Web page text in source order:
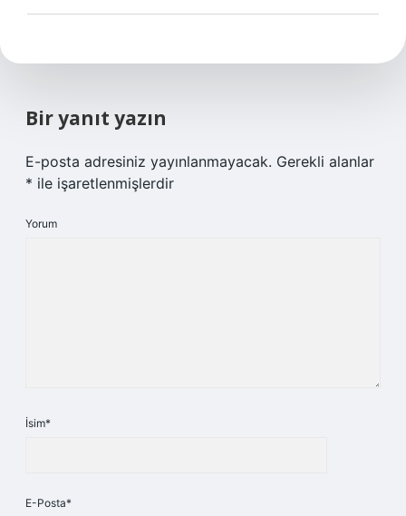
Bir yanıt yazın
E-posta adresiniz yayınlanmayacak. Gerekli alanlar
* ile işaretlenmişlerdir
Yorum
İsim*
E-Posta*